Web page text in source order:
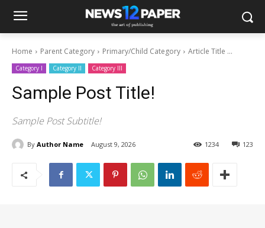
Home Parent Category Primary/Child Category Article Title ...
Category I Category II Category III
Sample Post Title!
Sample Post Subtitle!
By Author Name August 9, 2026 123
1234